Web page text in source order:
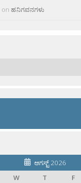
on ಹನಿಗವನಗಳು
ಆಗಸ್ಟ್ 2026
W T F